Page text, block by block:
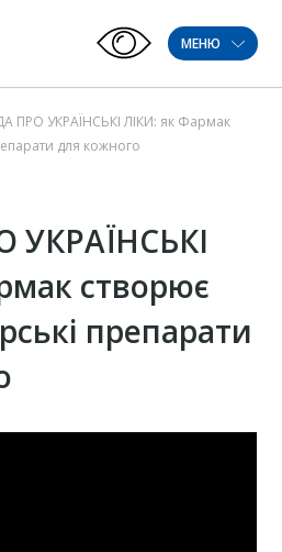
МЕНЮ
ПРО УКРАЇНСЬКІ ЛІКИ: як Фармак
для кожного
створює
препарати